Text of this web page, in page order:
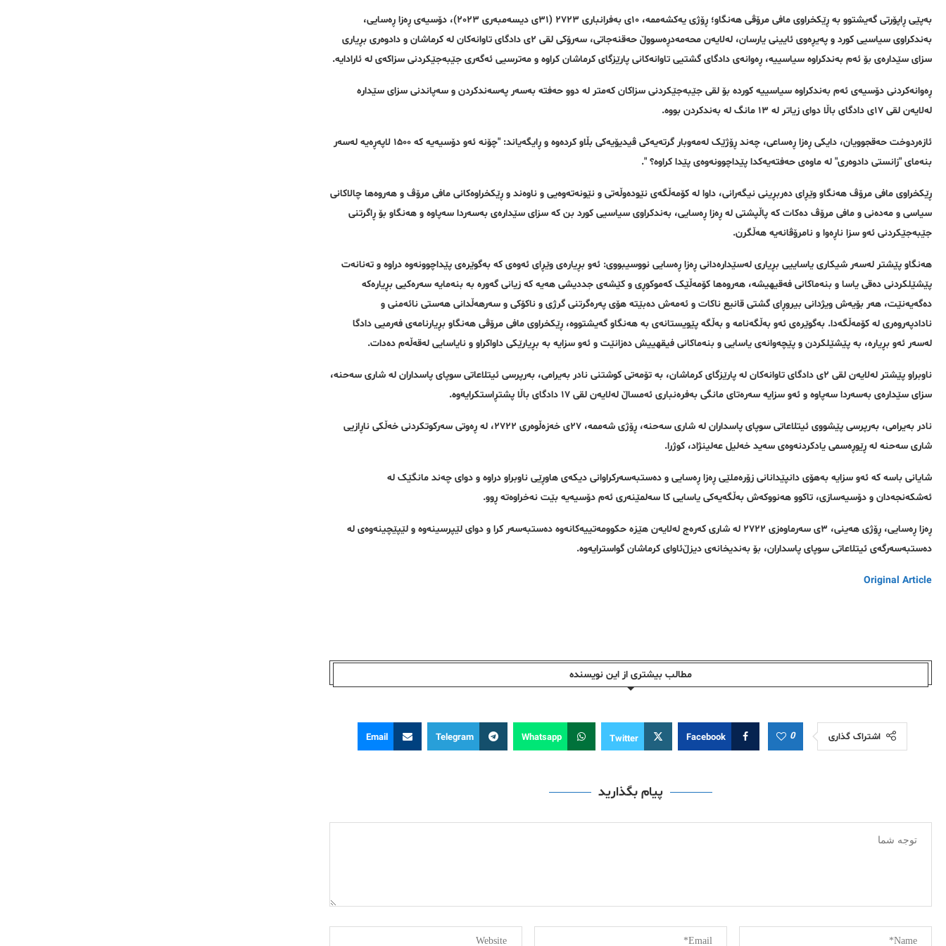
بەپێی ڕاپۆرتی گەیشتوو بە ڕێکخراوی مافی مرۆڤی هەنگاو؛ ڕۆژی یەکشەممە، ١٠ی بەفرانباری ٢٧٢٣ (٣١ی دیسەمبەری ٢٠٢٣)، دۆسیەی ڕەزا ڕەسایی،
بەندکراوی سیاسیی کورد و پەیڕەوی ئایینی یارسان، لەلایەن محەمەدڕەسووڵ حەقنەجاتی، سەرۆکی لقی ٢ی دادگای تاوانەکان لە کرماشان و دادوەری بڕیاری
سزای سێدارەی بۆ ئەم بەندکراوە سیاسییە، ڕەوانەی دادگای گشتیی تاوانەکانی پارێزگای کرماشان کراوە و مەترسیی ئەگەری جێبەجێکردنی سزاکەی لە ئارادایە.
ڕەوانەکردنی دۆسیەی ئەم بەندکراوە سیاسییە کوردە بۆ لقی جێبەجێکردنی سزاکان کەمتر لە دوو حەفتە بەسەر پەسەندکردن و سەپاندنی سزای سێدارە
لەلایەن لقی ١٧ی دادگای باڵا دوای زیاتر لە ١٣ مانگ لە بەندکردن بووە.
ئازەردوخت حەقجوویان، دایکی ڕەزا ڕەساعی، چەند ڕۆژێک لەمەوبار گرتەیەکی ڤیدیۆیەکی بڵاو کردەوە و ڕایگەیاند: "چۆنە ئەو دۆسیەیە کە ١۵٠٠ لاپەڕەیە لەسەر
بنەمای "زانستی دادوەری" لە ماوەی حەفتەیەکدا پێداچوونەوەی پێدا کراوە؟ ".
ڕێکخراوی مافی مرۆڤ هەنگاو وێڕای دەربڕینی نیگەرانی، داوا لە کۆمەڵگەی نێودەوڵەتی و نێونەتەوەیی و ناوەند و ڕێکخراوەکانی مافی مرۆڤ و هەروەها چالاکانی
سیاسی و مەدەنی و مافی مرۆڤ دەکات کە پاڵپشتی لە ڕەزا ڕەسایی، بەندکراوی سیاسیی کورد بن کە سزای سێدارەی بەسەردا سەپاوە و هەنگاو بۆ ڕاگرتنی
جێبەجێکردنی ئەو سزا ناڕەوا و نامرۆڤانەیە هەڵگرن.
هەنگاو پێشتر لەسەر شیکاری یاساییی بڕیاری لەسێدارەدانی ڕەزا ڕەسایی نووسیبووی: ئەو بڕیارەی وێڕای ئەوەی کە بەگوێرەی پێداچوونەوە دراوە و تەنانەت
پێشێلکردنی دەقی یاسا و بنەماکانی فەقیهیشە، هەروەها کۆمەڵێک کەموکوڕی و کێشەی جددیشی هەیە کە زیانی گەورە بە بنەمایە سەرەکیی بڕیارەکە
دەگەیەنێت، هەر بۆیەش ویژدانی بیروڕای گشتی قانیع ناکات و ئەمەش دەبێتە هۆی پەرەگرتنی گرژی و ناکۆکی و سەرهەڵدانی هەستی نائەمنی و
نادادپەروەری لە کۆمەڵگەدا. بەگوێرەی ئەو بەڵگەنامە و بەڵگە پێویستانەی بە هەنگاو گەیشتووە، ڕێکخراوی مافی مرۆڤی هەنگاو بڕیارنامەی فەرمیی دادگا
لەسەر ئەو بڕیارە، بە پێشێلکردن و پێچەوانەی یاسایی و بنەماکانی فیقهییش دەزانێت و ئەو سزایە بە بڕیارێکی داواکراو و نایاسایی لەقەڵەم دەدات.
ناوبراو پێشتر لەلایەن لقی ٢ی دادگای تاوانەکان لە پارێزگای کرماشان، بە تۆمەتی کوشتنی نادر بەیرامی، بەرپرسی ئیتلاعاتی سوپای پاسداران لە شاری سەحنە،
سزای سێدارەی بەسەردا سەپاوە و ئەو سزایە سەرەتای مانگی بەفرەنباری ئەمساڵ لەلایەن لقی ١٧ دادگای باڵا پشتڕاستکرایەوە.
نادر بەیرامی، بەرپرسی پێشووی ئیتلاعاتی سوپای پاسداران لە شاری سەحنە، ڕۆژی شەممە، ٢٧ی خەزەڵوەری ٢٧٢٢، لە ڕەوتی سەرکوتکردنی خەڵکی ناڕازیی
شاری سەحنە لە ڕێوڕەسمی یادکردنەوەی سەید خەلیل عەلینژاد، کوژرا.
شایانی باسە کە ئەو سزایە بەهۆی دانپێدانانی زۆرەملێی ڕەزا ڕەسایی و دەستبەسەرکراوانی دیکەی هاوڕێی ناوبراو دراوە و دوای چەند مانگێک لە
ئەشکەنجەدان و دۆسیەسازی، تاکوو هەنووکەش بەڵگەیەکی یاسایی کا سەلمێنەری ئەم دۆسیەیە بێت نەخراوەتە ڕوو.
ڕەزا ڕەسایی، ڕۆژی هەینی، ٣ی سەرماوەزی ٢٧٢٢ لە شاری کەرەج لەلایەن هێزە حکوومەتییەکانەوە دەستبەسەر کرا و دوای لێپرسینەوە و لێپێچینەوەی لە
دەستبەسەرگەی ئیتلاعاتی سوپای پاسداران، بۆ بەندیخانەی دیزڵ‌ئاوای کرماشان گواسترایەوە.
Original Article
مطالب بیشتری از این نویسندە
اشتراک گذاری 0
Facebook
Twitter
Whatsapp
Telegram
Email
پیام بگذارید